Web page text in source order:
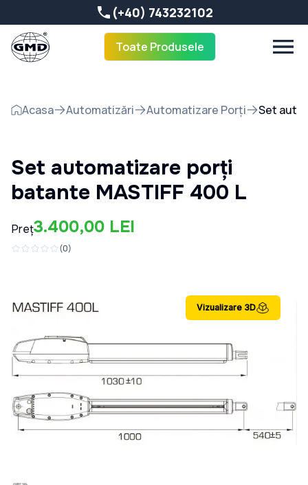
(+40) 743232102
Toate Produsele
Acasa Automatizări Automatizare Porți Set
Set automatizare porți
batante MASTIFF 400 L
Preț3.400,00 LEI
(0)
Vizualizare 3D